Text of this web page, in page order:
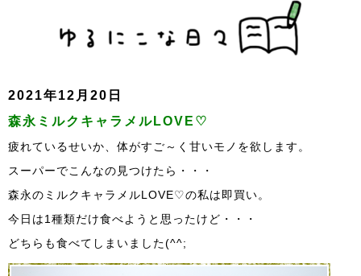
2021年12月20日
森永ミルクキャラメルLOVE♡
疲れているせいか、体がすご～く甘いモノを欲します。
スーパーでこんなの見つけたら・・・
森永のミルクキャラメルLOVE♡の私は即買い。
今日は1種類だけ食べようと思ったけど・・・
どちらも食べてしまいました(^^;